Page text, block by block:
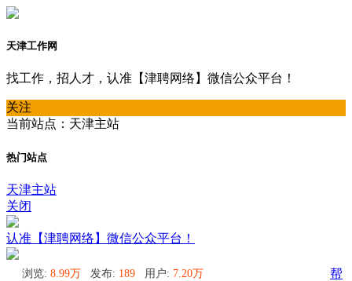
天津工作网
找工作，招人才，认准【津聘网络】微信公众平台！
关注
当前站点：天津主站
热门站点
天津主站
关闭
认准【津聘网络】微信公众平台！
浏览: 8.99万 发布: 189 用户: 7.20万
帮